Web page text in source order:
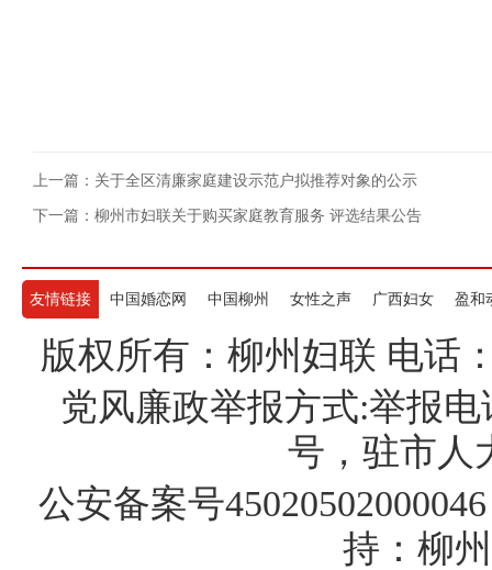
上一篇：关于全区清廉家庭建设示范户拟推荐对象的公示
下一篇：柳州市妇联关于购买家庭教育服务 评选结果公告
友情链接 中国婚恋网 中国柳州 女性之声 广西妇女 盈和
版权所有：柳州妇联 电话
党风廉政举报方式:举报
号，驻市人
公安备案号
持：柳